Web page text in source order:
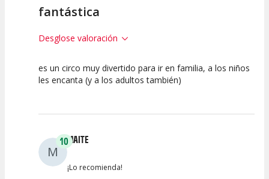
fantástica
Desglose valoración
10 10 10
es un circo muy divertido para ir en familia, a los niños
les encanta (y a los adultos también)
M
10MAITE
¡Lo recomienda!